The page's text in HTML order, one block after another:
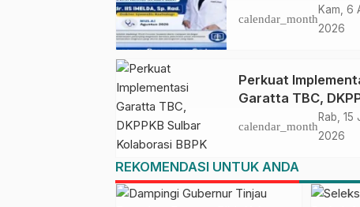
Sambut Kembali
Imelda, Sp.Rad
calendar_month
Kam, 6
2026
Perkuat
Garatta TBC,
Sulbar Kolaborasi
BBPK Makassar
Pelatihan TBC bagi
SDMK Puskesmas
calendar_month
Rab, 15
2026
REKOMENDASI UNTUK ANDA